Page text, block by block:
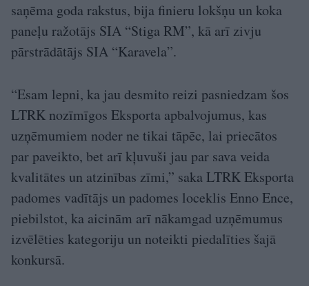
saņēma goda rakstus, bija finieru lokšņu un koka
paneļu ražotājs SIA “Stiga RM”, kā arī zivju
pārstrādātājs SIA “Karavela”.
“Esam lepni, ka jau desmito reizi pasniedzam šos
LTRK nozīmīgos Eksporta apbalvojumus, kas
uzņēmumiem noder ne tikai tāpēc, lai priecātos
par paveikto, bet arī kļuvuši jau par sava veida
kvalitātes un atzinības zīmi,” saka LTRK Eksporta
padomes vadītājs un padomes loceklis Enno Ence,
piebilstot, ka aicinām arī nākamgad uzņēmumus
izvēlēties kategoriju un noteikti piedalīties šajā
konkursā.